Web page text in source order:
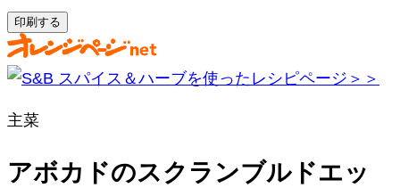
印刷する
主菜
アボカドのスクランブルドエッ